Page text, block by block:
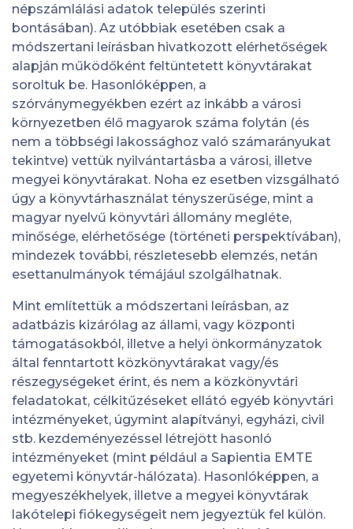
népszámlálási adatok település szerinti
bontásában). Az utóbbiak esetében csak a
módszertani leírásban hivatkozott elérhetőségek
alapján működőként feltüntetett könyvtárakat
soroltuk be. Hasonlóképpen, a
szórványmegyékben ezért az inkább a városi
környezetben élő magyarok száma folytán (és
nem a többségi lakossághoz való számarányukat
tekintve) vettük nyilvántartásba a városi, illetve
megyei könyvtárakat. Noha ez esetben vizsgálható
úgy a könyvtárhasználat tényszerűsége, mint a
magyar nyelvű könyvtári állomány megléte,
minősége, elérhetősége (történeti perspektívában),
mindezek további, részletesebb elemzés, netán
esettanulmányok témájául szolgálhatnak.
Mint említettük a módszertani leírásban, az
adatbázis kizárólag az állami, vagy központi
támogatásokból, illetve a helyi önkormányzatok
által fenntartott közkönyvtárakat vagy/és
részegységeket érint, és nem a közkönyvtári
feladatokat, célkitűzéseket ellátó egyéb könyvtári
intézményeket, úgymint alapítványi, egyházi, civil
stb. kezdeményezéssel létrejött hasonló
intézményeket (mint például a Sapientia EMTE
egyetemi könyvtár-hálózata). Hasonlóképpen, a
megyeszékhelyek, illetve a megyei könyvtárak
lakótelepi fiókegységeit nem jegyeztük fel külön.